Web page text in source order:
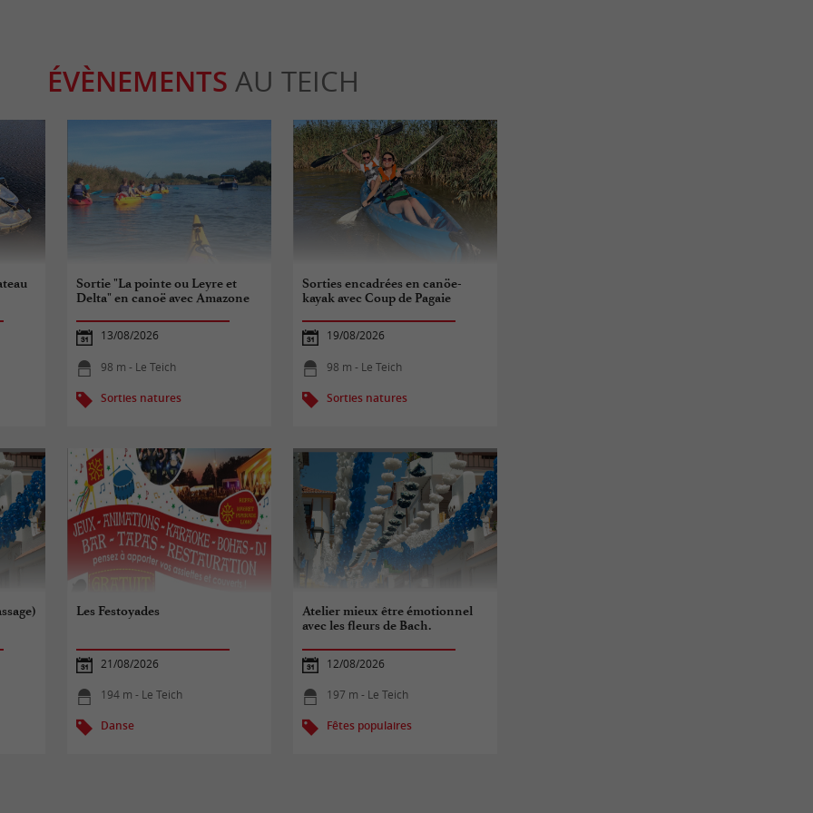
ÉVÈNEMENTS AU TEICH
Sortie "La pointe ou Leyre et
Delta" en canoë avec Amazone
13/08/2026
98 m - Le Teich
Sorties natures
Sorties encadrées en canöe-
kayak avec Coup de Pagaie
19/08/2026
98 m - Le Teich
Sorties natures
Les Festoyades
21/08/2026
194 m - Le Teich
Danse
Atelier mieux être émotionnel
avec les fleurs de Bach.
12/08/2026
197 m - Le Teich
Fêtes populaires